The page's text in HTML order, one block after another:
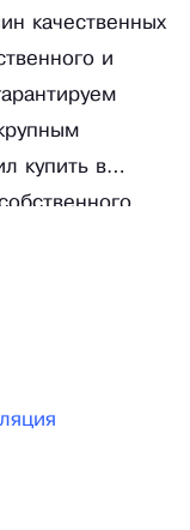
качественных
и
купить в
материалов